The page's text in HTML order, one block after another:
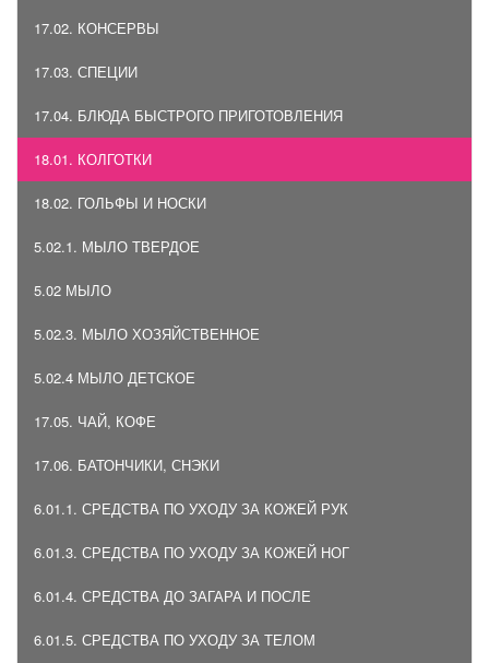
17.02. КОНСЕРВЫ
17.03. СПЕЦИИ
17.04. БЛЮДА БЫСТРОГО ПРИГОТОВЛЕНИЯ
18.01. КОЛГОТКИ
18.02. ГОЛЬФЫ И НОСКИ
5.02.1. МЫЛО ТВЕРДОЕ
5.02 МЫЛО
5.02.3. МЫЛО ХОЗЯЙСТВЕННОЕ
5.02.4 МЫЛО ДЕТСКОЕ
17.05. ЧАЙ, КОФЕ
17.06. БАТОНЧИКИ, СНЭКИ
6.01.1. СРЕДСТВА ПО УХОДУ ЗА КОЖЕЙ РУК
6.01.3. СРЕДСТВА ПО УХОДУ ЗА КОЖЕЙ НОГ
6.01.4. СРЕДСТВА ДО ЗАГАРА И ПОСЛЕ
6.01.5. СРЕДСТВА ПО УХОДУ ЗА ТЕЛОМ